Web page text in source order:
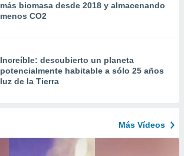
más biomasa desde 2018 y almacenando
menos CO2
Increíble: descubierto un planeta
potencialmente habitable a sólo 25 años
luz de la Tierra
Más Vídeos